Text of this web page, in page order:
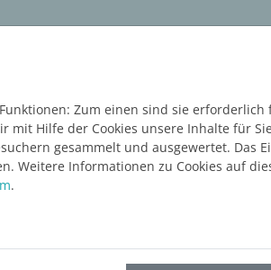
Blog Content Hub
24 für AutoCAD
Zum einen sind sie
mit Hilfe der Cookies unsere Inhalte für
gesammelt und ausgewertet. Das
Weitere Informationen zu Cookies auf
.